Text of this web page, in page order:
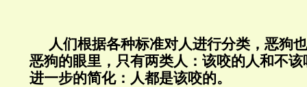
人们根据各种标准对人进行分类，恶狗
恶狗的眼里，只有两类人：该咬的人和不
进一步的简化：人都是该咬的。